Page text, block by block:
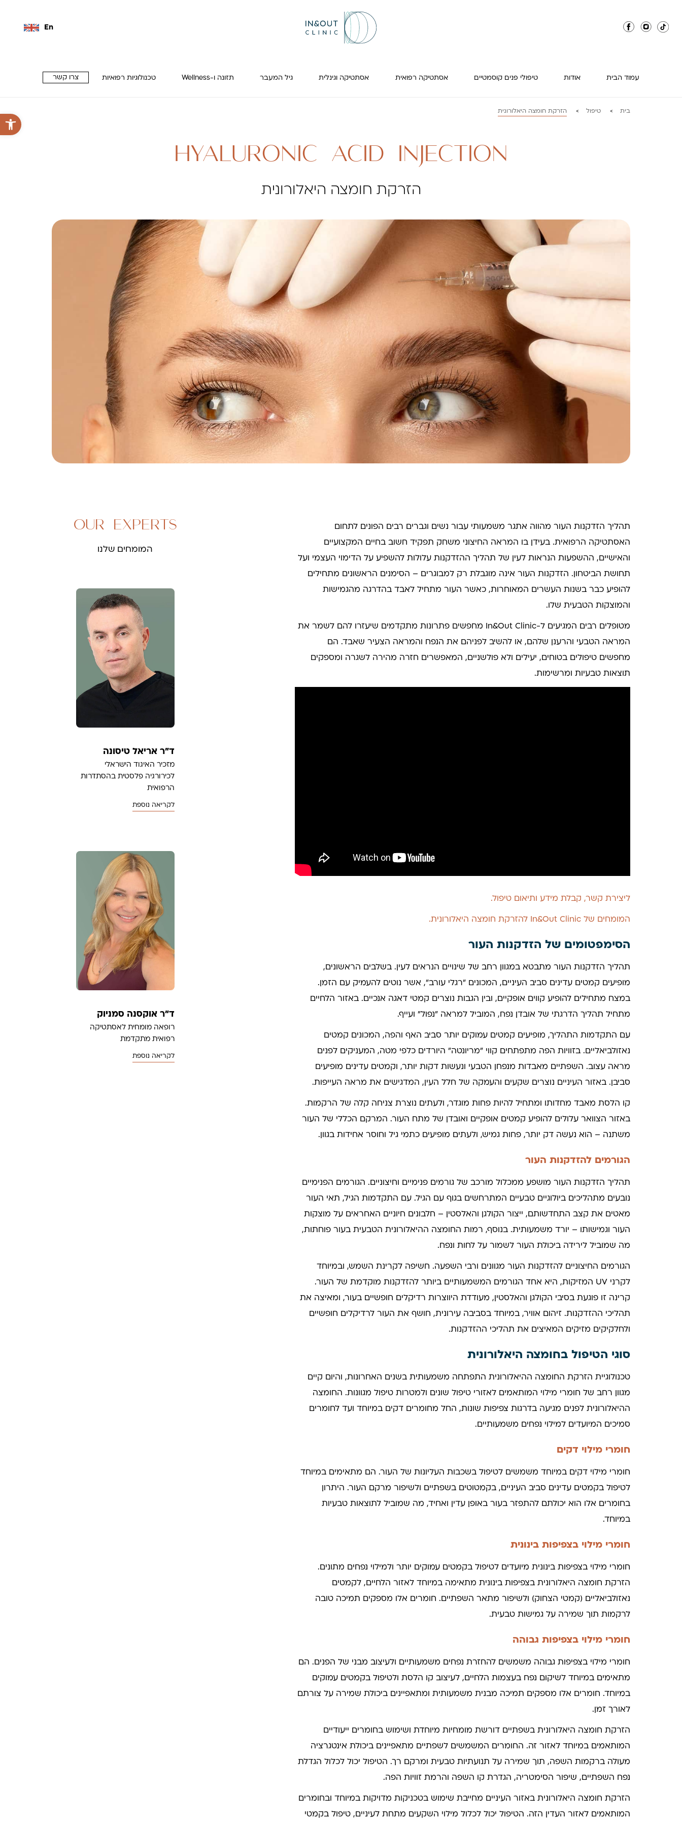
פתח
En
עמוד הבית אודות טיפולי פנים קוסמטיים אסתטיקה רפואית אסתטיקה וגינלית גיל המעבר תזונה ו-Wellness טכנולוגיות רפואיות צרו קשר
בית > טיפול > הזרקת חומצה היאלורונית
HYALURONIC ACID INJECTION
הזרקת חומצה היאלורונית
תהליך הזדקנות העור מהווה אתגר משמעותי עבור נשים וגברים רבים הפונים לתחום
האסתטיקה הרפואית. בעידן בו המראה החיצוני משחק תפקיד חשוב בחיים המקצועיים
והאישיים, ההשפעות הנראות לעין של תהליך ההזדקנות עלולות להשפיע על הדימוי העצמי ועל
תחושת הביטחון. הזדקנות העור אינה מוגבלת רק למבוגרים – הסימנים הראשונים מתחילים
להופיע כבר בשנות העשרים המאוחרות, כאשר העור מתחיל לאבד בהדרגה מהגמישות
והמוצקות הטבעית שלו.
מטופלים רבים המגיעים ל-In&Out Clinic מחפשים פתרונות מתקדמים שיעזרו להם לשמר את
המראה הטבעי והרענן שלהם, או להשיב לפניהם את הנפח והמראה הצעיר שאבד. הם
מחפשים טיפולים בטוחים, יעילים ולא פולשניים, המאפשרים חזרה מהירה לשגרה ומספקים
תוצאות טבעיות ומרשימות.
ליצירת קשר, קבלת מידע ותיאום טיפול.
המומחים של In&Out Clinic להזרקת חומצה היאלורונית.
הסימפטומים של הזדקנות העור
תהליך הזדקנות העור מתבטא במגוון רחב של שינויים הנראים לעין. בשלבים הראשונים,
מופיעים קמטים עדינים סביב העיניים, המכונים "רגלי עורב", אשר נוטים להעמיק עם הזמן.
במצח מתחילים להופיע קווים אופקיים, ובין הגבות נוצרים קמטי דאגה אנכיים. באזור הלחיים
מתחיל תהליך הדרגתי של אובדן נפח, המוביל למראה "נפול" ועייף.
עם התקדמות התהליך, מופיעים קמטים עמוקים יותר סביב האף והפה, המכונים קמטים
נאזולביאליים. בזוויות הפה מתפתחים קווי "מריונטה" היורדים כלפי מטה, המעניקים לפנים
מראה עצוב. השפתיים מאבדות מנפחן הטבעי ונעשות דקות יותר, וקמטים עדינים מופיעים
סביבן. באזור העיניים נוצרים שקעים והעמקה של חלל העין, המדגישים את מראה העייפות.
קו הלסת מאבד מחדותו ומתחיל להיות פחות מוגדר, ולעתים נוצרת צניחה קלה של הרקמות.
באזור הצוואר עלולים להופיע קמטים אופקיים ואובדן של מתח העור. המרקם הכללי של העור
משתנה – הוא נעשה דק יותר, פחות גמיש, ולעתים מופיעים כתמי גיל וחוסר אחידות בגוון.
הגורמים להזדקנות העור
תהליך הזדקנות העור מושפע ממכלול מורכב של גורמים פנימיים וחיצוניים. הגורמים הפנימיים
נובעים מתהליכים ביולוגיים טבעיים המתרחשים בגוף עם הגיל. עם התקדמות הגיל, תאי העור
מאטים את קצב התחדשותם, ייצור הקולגן והאלסטין – חלבונים חיוניים האחראים על מוצקות
העור וגמישותו – יורד משמעותית. בנוסף, רמות החומצה ההיאלורונית הטבעית בעור פוחתות,
מה שמוביל לירידה ביכולת העור לשמור על לחות ונפח.
הגורמים החיצוניים להזדקנות העור מגוונים ורבי השפעה. חשיפה לקרינת השמש, ובמיוחד
לקרני UV המזיקות, היא אחד הגורמים המשמעותיים ביותר להזדקנות מוקדמת של העור.
קרינה זו פוגעת בסיבי הקולגן והאלסטין, מעודדת היווצרות רדיקלים חופשיים בעור, ומאיצה את
תהליכי ההזדקנות. זיהום אוויר, במיוחד בסביבה עירונית, חושף את העור לרדיקלים חופשיים
ולחלקיקים מזיקים המאיצים את תהליכי ההזדקנות.
סוגי הטיפול בחומצה היאלורונית
טכנולוגיית הזרקת החומצה ההיאלורונית התפתחה משמעותית בשנים האחרונות, והיום קיים
מגוון רחב של חומרי מילוי המותאמים לאזורי טיפול שונים ולמטרות טיפול מגוונות. החומצה
ההיאלורונית לפנים מגיעה בדרגות צפיפות שונות, החל מחומרים דקים במיוחד ועד לחומרים
סמיכים המיועדים למילוי נפחים משמעותיים.
חומרי מילוי דקים
חומרי מילוי דקים במיוחד משמשים לטיפול בשכבות העליונות של העור. הם מתאימים במיוחד
לטיפול בקמטים עדינים סביב העיניים, בקמטוטים בשפתיים ולשיפור מרקם העור. היתרון
בחומרים אלו הוא יכולתם להתפזר בעור באופן עדין ואחיד, מה שמוביל לתוצאות טבעיות
במיוחד.
חומרי מילוי בצפיפות בינונית
חומרי מילוי בצפיפות בינונית מיועדים לטיפול בקמטים עמוקים יותר ולמילוי נפחים מתונים.
הזרקת חומצה היאלורונית בצפיפות בינונית מתאימה במיוחד לאזור הלחיים, לקמטים
נאזולביאליים (קמטי הצחוק) ולשיפור מתאר השפתיים. חומרים אלו מספקים תמיכה טובה
לרקמות תוך שמירה על גמישות טבעית.
חומרי מילוי בצפיפות גבוהה
חומרי מילוי בצפיפות גבוהה משמשים להחזרת נפחים משמעותיים ולעיצוב מבני של הפנים. הם
מתאימים במיוחד לשיקום נפח בעצמות הלחיים, לעיצוב קו הלסת ולטיפול בקמטים עמוקים
במיוחד. חומרים אלו מספקים תמיכה מבנית משמעותית ומתאפיינים ביכולת שמירה על צורתם
לאורך זמן.
הזרקת חומצה היאלורונית בשפתיים דורשת מומחיות מיוחדת ושימוש בחומרים ייעודיים
המותאמים במיוחד לאזור זה. החומרים המשמשים לשפתיים מתאפיינים ביכולת אינטגרציה
מעולה ברקמות השפה, תוך שמירה על תנועתיות טבעית ומרקם רך. הטיפול יכול לכלול הגדלת
נפח השפתיים, שיפור הסימטריה, הגדרת קו השפה והרמת זוויות הפה.
הזרקת חומצה היאלורונית באזור העיניים מחייבת שימוש בטכניקות מדויקות במיוחד ובחומרים
המותאמים לאזור העדין הזה. הטיפול יכול לכלול מילוי השקעים מתחת לעיניים, טיפול בקמטי
OUR EXPERTS
המומחים שלנו
ד"ר אריאל טיסונה
מזכיר האיגוד הישראלי
לכירורגיה פלסטית בהסתדרות
הרפואית
לקריאה נוספת
ד"ר אוקסנה סמניוק
רופאה מומחית לאסתטיקה
רפואית מתקדמת
לקריאה נוספת